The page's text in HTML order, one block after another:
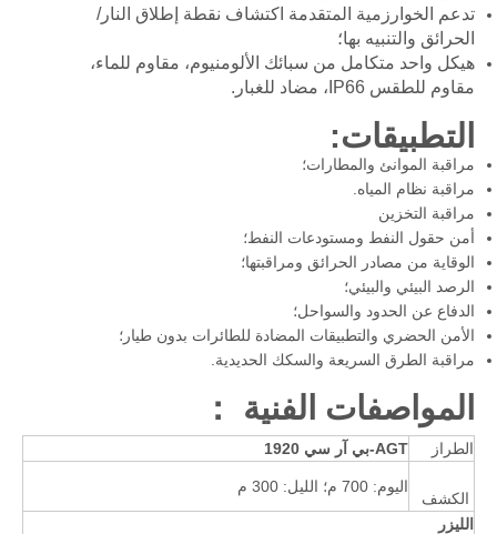
تدعم الخوارزمية المتقدمة اكتشاف نقطة إطلاق النار/
الحرائق والتنبيه بها؛
هيكل واحد متكامل من سبائك الألومنيوم، مقاوم للماء،
مقاوم للطقس IP66، مضاد للغبار.
التطبيقات:
مراقبة الموانئ والمطارات؛
مراقبة نظام المياه.
مراقبة التخزين
أمن حقول النفط ومستودعات النفط؛
الوقاية من مصادر الحرائق ومراقبتها؛
الرصد البيئي والبيئي؛
الدفاع عن الحدود والسواحل؛
الأمن الحضري والتطبيقات المضادة للطائرات بدون طيار؛
مراقبة الطرق السريعة والسكك الحديدية.
المواصفات الفنية ：
الطراز AGT- بي آر سي 1920
الكشف
اليوم: 700 م؛ الليل: 300 م
الليزر